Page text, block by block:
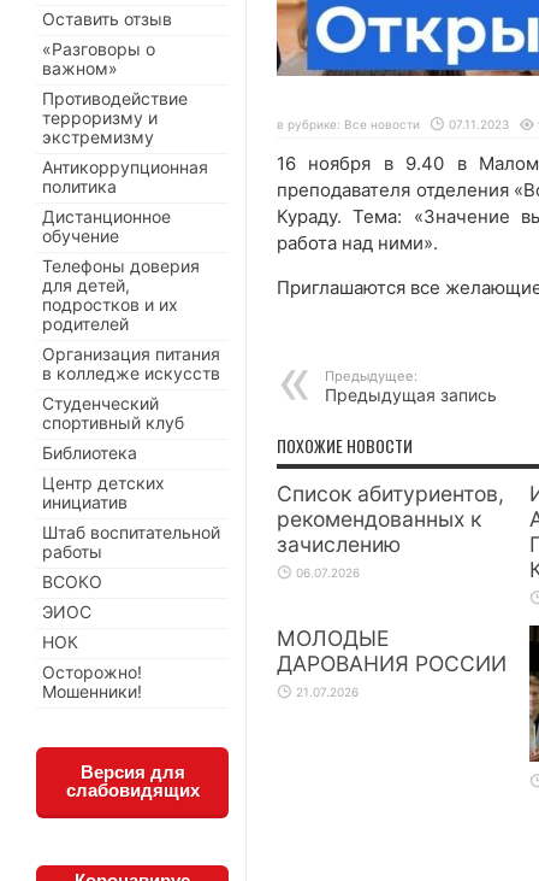
в рубрике: Все новости 07.11.2023
16 ноября в 9.40 в Малом
преподавателя отделения
Кураду. Тема: «Значение
работа над ними».
Приглашаются все
Предыдущее:
Предыдущая запись
ПОХОЖИЕ НОВОСТИ
Список абитуриентов,
рекомендованных к
зачислению
06.07.2026
МОЛОДЫЕ
ДАРОВАНИЯ РОССИИ
21.07.2026
Оставить отзыв
«Разговоры о
важном»
Противодействие
терроризму и
экстремизму
Антикоррупционная
политика
Дистанционное
обучение
Телефоны доверия
для детей,
подростков и их
родителей
Организация питания
в колледже искусств
Студенческий
спортивный клуб
Библиотека
Центр детских
инициатив
Штаб воспитательной
работы
ВСОКО
ЭИОС
НОК
Осторожно!
Мошенники!
Версия для
слабовидящих